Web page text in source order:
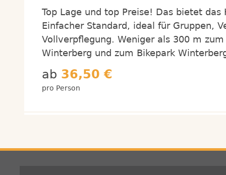
Top Lage und top Preise! Das bietet
Einfacher Standard, ideal für Gruppen,
Vollverpflegung. Weniger als 300 m
Winterberg und zum Bikepark
ab 36,50 €
pro Person